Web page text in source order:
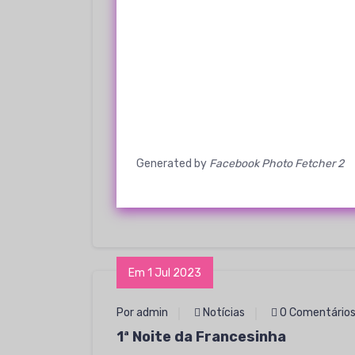
Generated by Facebook Photo Fetcher 2
Em 1 Jul 2023
Por admin Notícias 0 Comentários
1ª Noite da Francesinha